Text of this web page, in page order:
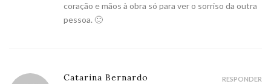
coração e mãos à obra só para ver o sorriso da outra
pessoa. 🙂
Catarina Bernardo RESPONDER